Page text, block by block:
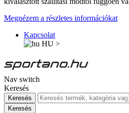
Megnézem a részletes információkat
Kapcsolat
HU >
Nav switch
Keresés
Keresés
Keresés